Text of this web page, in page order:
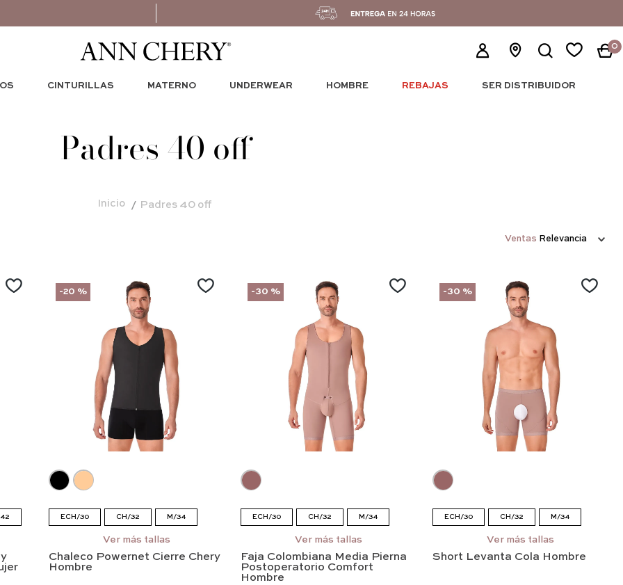
0
CINTURILLAS MATERNO UNDERWEAR HOMBRE REBAJAS SER DISTRIBUIDOR
Padres 40 off
Padres 40 off
Ventas Relevancia
-20 %
ECH/30 CH/32 M/34
EG/38 EEG/40
EEEG/42 4EG/44 5EG/46
Ver más tallas
Chaleco Powernet Cierre Chery
Hombre
-30 %
ECH/30 CH/32 M/34
EG/38 EEG/40
EEEG/42
Ver más tallas
Faja Colombiana Media Pierna
Postoperatorio Comfort
Hombre
-30 %
ECH/30 CH/32 M/34
EG/38 EEG/40
EEEG/42
Ver más tallas
Short Levanta Cola Hombre